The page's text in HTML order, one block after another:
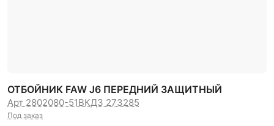
ОТБОЙНИК FAW J6 ПЕРЕДНИЙ ЗАЩИТНЫЙ
Арт 2802080-51BКДЗ 273285
Под заказ